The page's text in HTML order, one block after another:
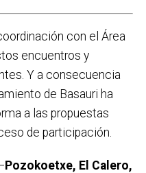
con el Área
encuentros y
Y a consecuencia
de Basauri ha
a las propuestas
de participación.
Pozokoetxe, El Calero,